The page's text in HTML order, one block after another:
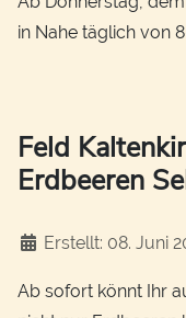
in Nahe täglich von
Feld
Erdbeeren
DetailsErstellt: 08. Juni
Ab sofort könnt Ihr